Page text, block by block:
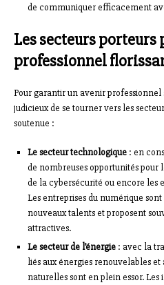
de communiquer efficacement
Les secteurs porteurs
professionnel
Pour garantir un avenir professionnel
judicieux de se tourner vers les
soutenue :
Le secteur technologique : en
de nombreuses opportunités pour
de la cybersécurité ou encore
Les entreprises du numérique
nouveaux talents et proposent
attractives.
Le secteur de l’énergie : avec la
liés aux énergies renouvelables et
naturelles sont en plein essor.